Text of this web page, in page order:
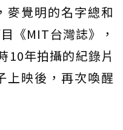
麥覺明的名字總和
《MIT台灣誌》，
10年拍攝的紀錄片
上映後，再次喚醒